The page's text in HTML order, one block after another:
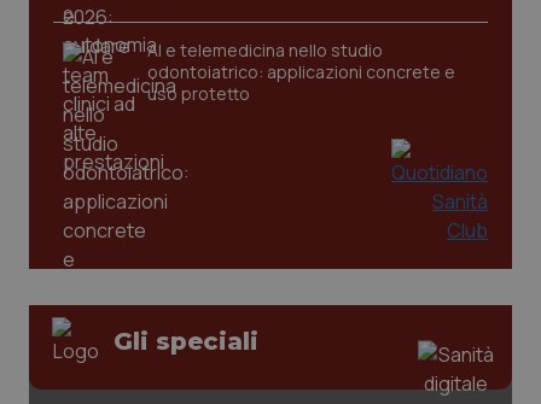
AI e telemedicina nello studio
odontoiatrico: applicazioni concrete e
uso protetto
Gli speciali
www.quotidianosanita.it
tracking-enable